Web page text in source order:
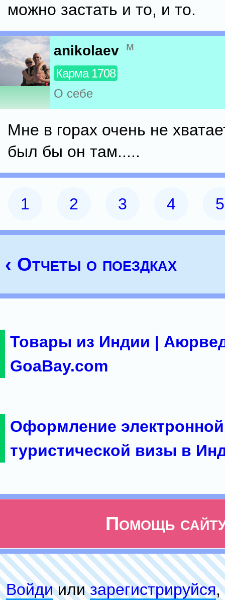
можно застать и то, и то.
anikolaev м
Карма 1708
О себе
Мне в горах очень не
был бы он там.....
1 2 3 4 5
‹ Отчеты о поездках
Товары из Индии |
GoaBay.com
Оформление электронной
туристической визы в
Помощь
Войдиилизарeгиcтpируйся,